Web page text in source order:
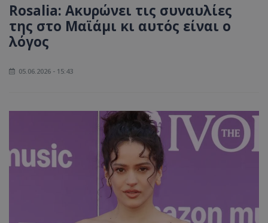
Rosalia: Ακυρώνει τις συναυλίες
της στο Μαϊάμι κι αυτός είναι ο
λόγος
05.06.2026 - 15:43